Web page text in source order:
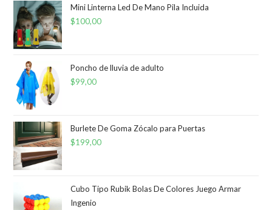
Mini Linterna Led De Mano Pila Incluida
$100,00
Poncho de lluvia de adulto
$99,00
Burlete De Goma Zócalo para Puertas
$199,00
Cubo Tipo Rubik Bolas De Colores Juego Armar
Ingenio